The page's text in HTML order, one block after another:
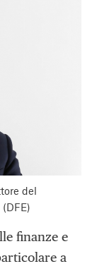
del
finanze e
a